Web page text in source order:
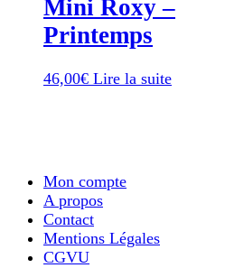
Mini Roxy –
Printemps
46,00€ Lire la suite
Mon compte
A propos
Contact
Mentions Légales
CGVU